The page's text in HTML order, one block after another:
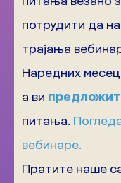
потрудити да
трајања
Наредних
а ви
питања.
вебинаре.
Пратите наше